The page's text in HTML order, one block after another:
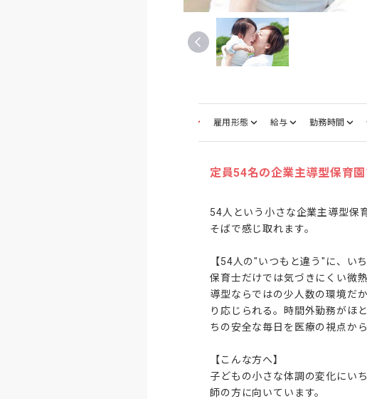
雇用形態 給与 勤務時間
定員54名の企業主導型保育
54人という小さな企業主導型保
そばで感じ取れます。
【54人の"いつもと違う"に、い
保育士だけでは気づきにくい微
導型ならではの少人数の環境だ
り応じられる。時間外勤務がほ
ちの安全な毎日を医療の視点か
【こんな方へ】
子どもの小さな体調の変化にい
師の方に向いています。